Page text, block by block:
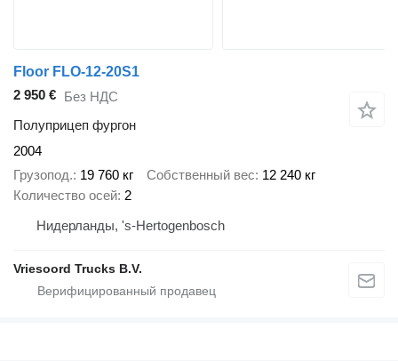
Floor FLO-12-20S1
2 950 € Без НДС
Полуприцеп фургон
2004
Грузопод. 19 760 кг Собственный вес 12 240 кг
Количество осей 2
Нидерланды, 's-Hertogenbosch
Vriesoord Trucks B.V.